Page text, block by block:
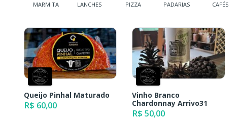
MARMITA LANCHES PIZZA PADARIAS CAFÉS
Queijo Pinhal Maturado
R$ 60,00
Vinho Branco
Chardonnay Arrivo31
R$ 50,00